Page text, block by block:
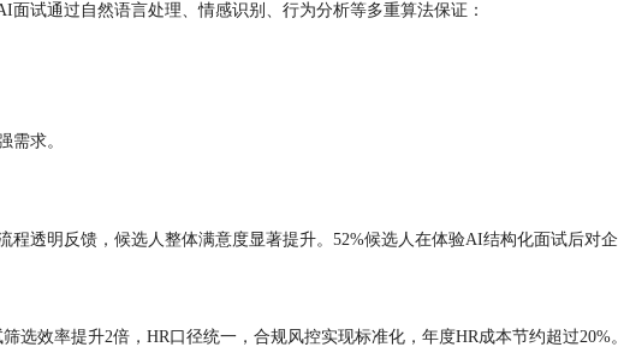
试通过自然语言处理、情感识别、行为分析等多重算法保证：
需求。
透明反馈，候选人整体满意度显著提升。52%候选人在体验AI结构化面试后对
选效率提升2倍，HR口径统一，合规风控实现标准化，年度HR成本节约超过20%。